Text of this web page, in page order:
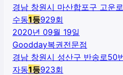
경남 창원시 마산합포구 고운
수동1등929회
2020년 09월 19일
Goodday복권전문점
경남 창원시 성산구 반송로50
자동1등923회